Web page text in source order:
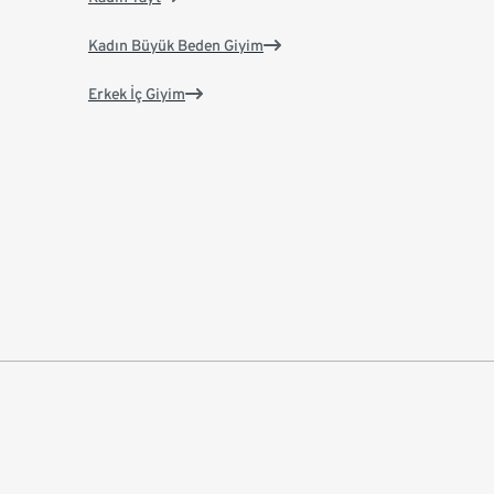
Kadın Büyük Beden Giyim
Erkek İç Giyim